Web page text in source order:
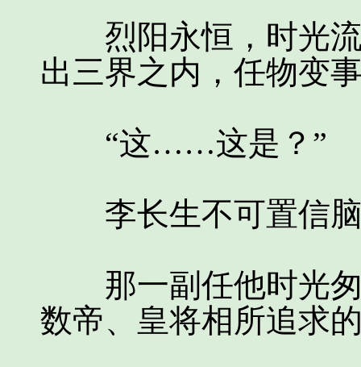
烈阳永恒，时光流
出三界之内，任物变
“这……这是？”
李长生不可置信脑
那一副任他时光匆
数帝、皇将相所追求